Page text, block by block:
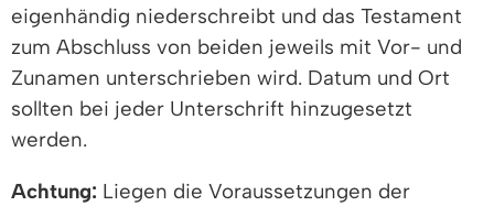
eigenhändig niederschreibt und das Testament
zum Abschluss von beiden jeweils mit Vor- und
Zunamen unterschrieben wird. Datum und Ort
sollten bei jeder Unterschrift hinzugesetzt
werden.
Achtung: Liegen die Voraussetzungen der